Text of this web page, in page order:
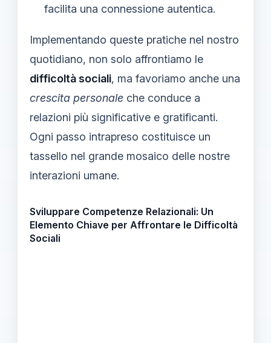
facilita una connessione autentica.
Implementando queste pratiche nel nostro
quotidiano, non solo affrontiamo le
difficoltà sociali, ma favoriamo anche una
crescita personale che conduce a
relazioni più significative e gratificanti.
Ogni passo intrapreso costituisce un
tassello nel grande mosaico delle nostre
interazioni umane.
Sviluppare Competenze Relazionali: Un
Elemento Chiave per Affrontare le Difficoltà
Sociali